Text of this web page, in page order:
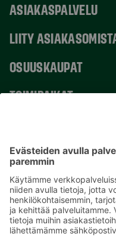
ASIAKASPALVELU
LIITY
OSUUSKAUPAT
TOIMIPAIKAT
Sähköpostiosoitteet S-